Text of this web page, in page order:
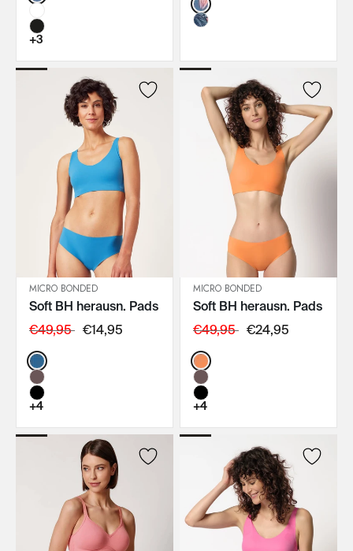
+3
IN DEN WARENKORB
MICRO BONDED
Soft BH herausn. Pads
€49,95 €14,95
Color:
+4
IN DEN WARENKORB
MICRO BONDED
Soft BH herausn. Pads
€49,95 €24,95
Color:
+4